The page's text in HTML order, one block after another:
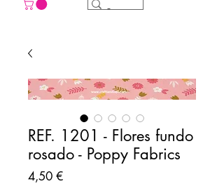
REF. 1201 - Flores fundo
rosado - Poppy Fabrics
4,50 €Preço